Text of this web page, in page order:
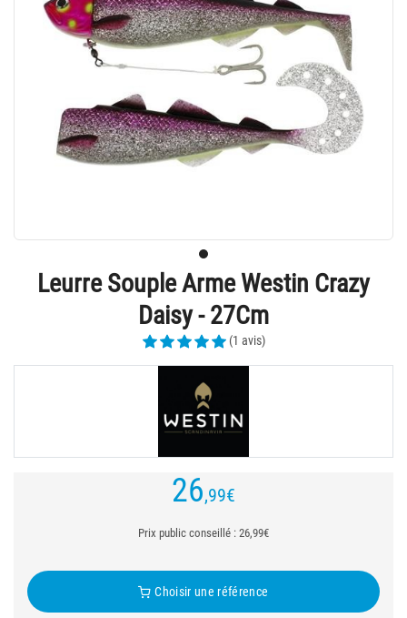
Leurre Souple Arme Westin Crazy
Daisy - 27Cm
(1 avis)
26,99€
Prix public conseillé : 26,99€
Choisir une référence